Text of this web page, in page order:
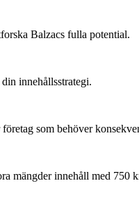
Balzacs fulla potential.
innehållsstrategi.
som behöver
mängder innehåll med 750